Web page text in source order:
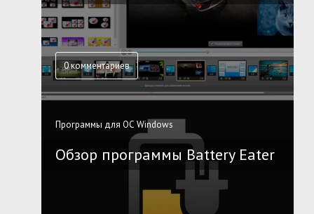
0 комментариев
Программы для ОС Windows
Обзор программы Battery Eater